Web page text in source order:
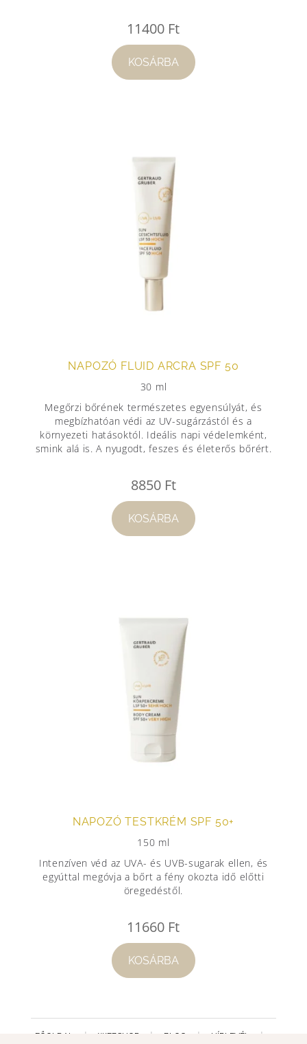
11400 Ft
KOSÁRBA
NAPOZÓ FLUID ARCRA SPF 50
30 ml
Megőrzi bőrének természetes egyensúlyát, és
megbízhatóan védi az UV-sugárzástól és a
környezeti hatásoktól. Ideális napi védelemként,
smink alá is. A nyugodt, feszes és életerős bőrért.
8850 Ft
KOSÁRBA
NAPOZÓ TESTKRÉM SPF 50+
150 ml
Intenzíven véd az UVA- és UVB-sugarak ellen, és
egyúttal megóvja a bőrt a fény okozta idő előtti
öregedéstől.
11660 Ft
KOSÁRBA
FŐOLDAL WEBSHOP BLOG HÍRLEVÉL